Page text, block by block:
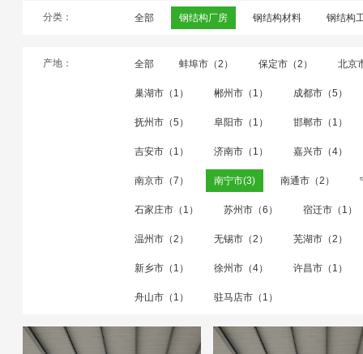
分类： 全部 钢结构厂房 钢结构材料 钢结构
产地： 全部 蚌埠市（2） 保定市（2） 北京
巢湖市（1） 郴州市（1） 成都市（5）
抚州市（5） 阜阳市（1） 邯郸市（1）
吉安市（1） 济南市（1） 嘉兴市（4）
南京市（7） 南宁市(3) 南通市（2）
石家庄市（1） 苏州市（6） 宿迁市（1）
温州市（2） 无锡市（2） 芜湖市（2）
新乡市（1） 徐州市（4） 许昌市（1）
舟山市（1） 驻马店市（1）